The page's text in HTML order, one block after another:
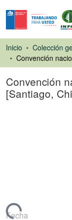
Inicio Colección
Convención
[Santiago,
Fecha